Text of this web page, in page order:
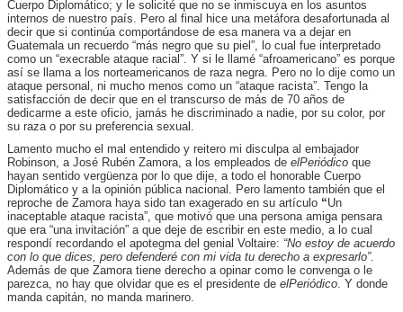
Cuerpo Diplomático; y le solicité que no se inmiscuya en los asuntos
internos de nuestro país. Pero al final hice una metáfora desafortunada al
decir que si continúa comportándose de esa manera va a dejar en
Guatemala un recuerdo “más negro que su piel”, lo cual fue interpretado
como un “execrable ataque racial”. Y si le llamé “afroamericano” es porque
así se llama a los norteamericanos de raza negra. Pero no lo dije como un
ataque personal, ni mucho menos como un “ataque racista”. Tengo la
satisfacción de decir que en el transcurso de más de 70 años de
dedicarme a este oficio, jamás he discriminado a nadie, por su color, por
su raza o por su preferencia sexual.
Lamento mucho el mal entendido y reitero mi disculpa al embajador
Robinson, a José Rubén Zamora, a los empleados de elPeriódico que
hayan sentido vergüenza por lo que dije, a todo el honorable Cuerpo
Diplomático y a la opinión pública nacional. Pero lamento también que el
reproche de Zamora haya sido tan exagerado en su artículo “Un
inaceptable ataque racista”, que motivó que una persona amiga pensara
que era “una invitación” a que deje de escribir en este medio, a lo cual
respondí recordando el apotegma del genial Voltaire: “No estoy de acuerdo
con lo que dices, pero defenderé con mi vida tu derecho a expresarlo”.
Además de que Zamora tiene derecho a opinar como le convenga o le
parezca, no hay que olvidar que es el presidente de elPeriódico. Y donde
manda capitán, no manda marinero.